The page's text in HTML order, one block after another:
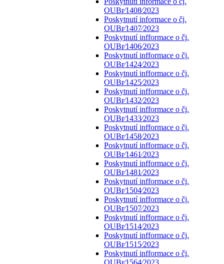
OUBr⁄1408⁄2023
Poskytnutí informace o čj.
OUBr⁄1407⁄2023
Poskytnutí infformace o čj.
OUBr⁄1406⁄2023
Poskytnutí infformace o čj.
OUBr⁄1424⁄2023
Poskytnutí infformace o čj.
OUBr⁄1425⁄2023
Poskytnutí infformace o čj.
OUBr⁄1432⁄2023
Poskytnutí infformace o čj.
OUBr⁄1433⁄2023
Poskytnutí infformace o čj.
OUBr⁄1458⁄2023
Poskytnutí infformace o čj.
OUBr⁄1461⁄2023
Poskytnutí infformace o čj.
OUBr⁄1481⁄2023
Poskytnutí infformace o čj.
OUBr⁄1504⁄2023
Poskytnutí infformace o čj.
OUBr⁄1507⁄2023
Poskytnutí infformace o čj.
OUBr⁄1514⁄2023
Poskytnutí infformace o čj.
OUBr⁄1515⁄2023
Poskytnutí infformace o čj.
OUBr⁄1564⁄2023